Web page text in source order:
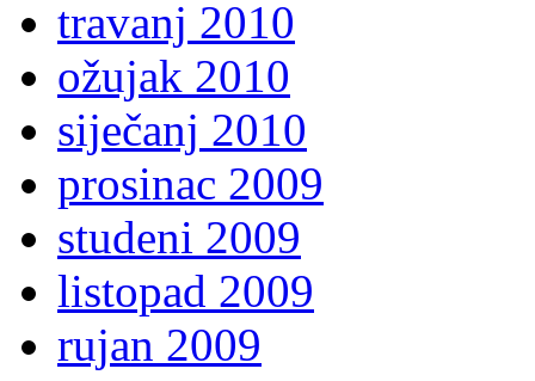
travanj 2010
ožujak 2010
siječanj 2010
prosinac 2009
studeni 2009
listopad 2009
rujan 2009